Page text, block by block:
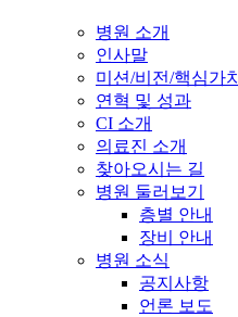
병원 소개
인사말
미션/비전/핵심가치
연혁 및 성과
CI 소개
의료진 소개
찾아오시는 길
병원 둘러보기
층별 안내
장비 안내
병원 소식
공지사항
언론 보도